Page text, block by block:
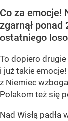
Co za emocje!
zgarnął ponad
ostatniego
To dopiero
i już takie
z Niemiec
Polakom też się
Nad Wisłą